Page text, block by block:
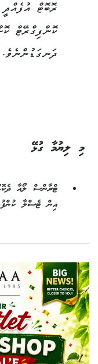
ރޮބޮޓް
ކޮންފިގްރޭޓް
ދަނގަޑުންނެވެ.
މި ލިޔުމާ ގުޅޭ
ޓްރާންސް ލޯއާ
އިން ޓެސްލާ